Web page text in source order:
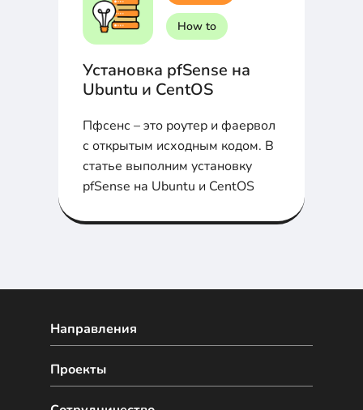
How to
Установка pfSense на
Ubuntu и CentOS
Пфсенс – это роутер и фаервол
с открытым исходным кодом. В
статье выполним установку
pfSense на Ubuntu и CentOS
Направления
Проекты